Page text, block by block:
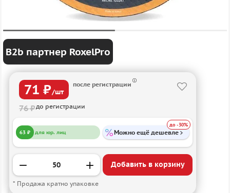
B2b партнер RoxelPro
71 ₽/шт
после регистрации
76 ₽до регистрации
63 ₽ для юр. лиц Можно ещё дешевле
до -30%
Добавить в корзину
* Продажа кратно упаковке